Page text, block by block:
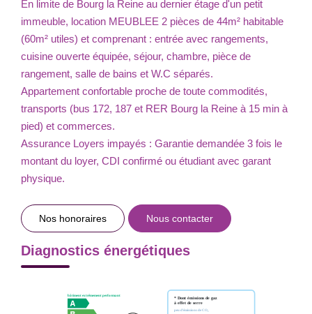
En limite de Bourg la Reine au dernier étage d'un petit
immeuble, location MEUBLEE 2 pièces de 44m² habitable
(60m² utiles) et comprenant : entrée avec rangements,
cuisine ouverte équipée, séjour, chambre, pièce de
rangement, salle de bains et W.C séparés.
Appartement confortable proche de toute commodités,
transports (bus 172, 187 et RER Bourg la Reine à 15 min à
pied) et commerces.
Assurance Loyers impayés : Garantie demandée 3 fois le
montant du loyer, CDI confirmé ou étudiant avec garant
physique.
Nos honoraires Nous contacter
Diagnostics énergétiques